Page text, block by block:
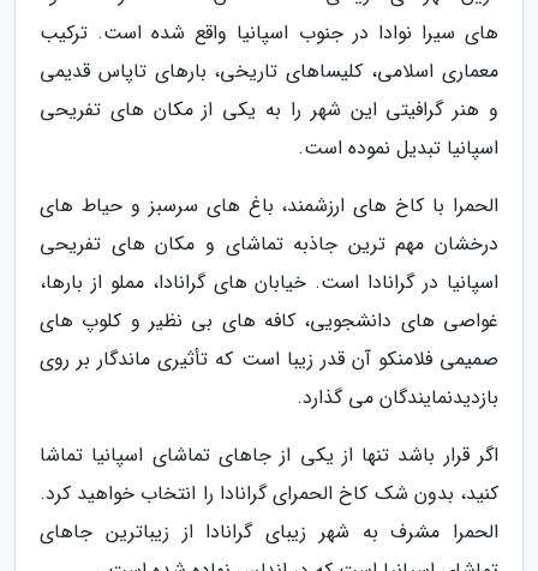
های سیرا نوادا در جنوب اسپانیا واقع شده است. ترکیب
معماری اسلامی، کلیساهای تاریخی، بارهای تاپاس قدیمی
و هنر گرافیتی این شهر را به یکی از مکان های تفریحی
اسپانیا تبدیل نموده است.
الحمرا با کاخ های ارزشمند، باغ های سرسبز و حیاط های
درخشان مهم ترین جاذبه تماشای و مکان های تفریحی
اسپانیا در گرانادا است. خیابان های گرانادا، مملو از بارها،
غواصی های دانشجویی، کافه های بی نظیر و کلوپ های
صمیمی فلامنکو آن قدر زیبا است که تأثیری ماندگار بر روی
بازدیدنمایندگان می گذارد.
اگر قرار باشد تنها از یکی از جاهای تماشای اسپانیا تماشا
کنید، بدون شک کاخ الحمرای گرانادا را انتخاب خواهید کرد.
الحمرا مشرف به شهر زیبای گرانادا از زیباترین جاهای